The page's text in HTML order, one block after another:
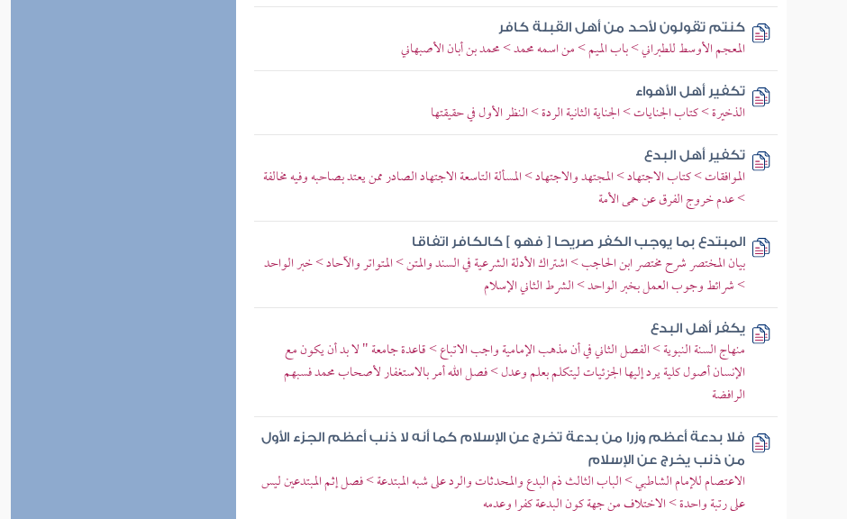
كنتم تقولون لأحد من أهل القبلة كافر
المعجم الأوسط للطبراني > باب الميم > من اسمه محمد > محمد بن أبان الأصبهاني
تكفير أهل الأهواء
الذخيرة > كتاب الجنايات > الجناية الثانية الردة > النظر الأول في حقيقتها
تكفير أهل البدع
الموافقات > كتاب الاجتهاد > المجتهد والاجتهاد > المسألة التاسعة الاجتهاد الصادر ممن يعتد بصاحبه وفيه مخالفة
> عدم خروج الفرق عن حمى الأمة
المبتدع بما يوجب الكفر صريحا [ فهو ] كالكافر اتفاقا
بيان المختصر شرح مختصر ابن الحاجب > اشتراك الأدلة الشرعية في السند والمتن > المتواتر والآحاد > خبر الواحد
> شرائط وجوب العمل بخبر الواحد > الشرط الثاني الإسلام
يكفر أهل البدع
منهاج السنة النبوية > الفصل الثاني في أن مذهب الإمامية واجب الاتباع > قاعدة جامعة " لا بد أن يكون مع
الإنسان أصول كلية يرد إليها الجزئيات ليتكلم بعلم وعدل > فصل الله أمر بالاستغفار لأصحاب محمد فسبهم
الرافضة
فلا بدعة أعظم وزرا من بدعة تخرج عن الإسلام كما أنه لا ذنب أعظم الجزء الأول
من ذنب يخرج عن الإسلام
الاعتصام للإمام الشاطبي > الباب الثالث ذم البدع والمحدثات والرد على شبه المبتدعة > فصل إثم المبتدعين ليس
على رتبة واحدة > الاختلاف من جهة كون البدعة كفرا وعدمه